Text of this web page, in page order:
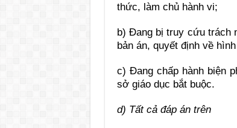
thức, làm chủ hành vi;
b) Đang bị truy cứu trách
bản án, quyết định về
c) Đang chấp hành biện
sở giáo dục bắt buộc.
d) Tất cả đáp án trên